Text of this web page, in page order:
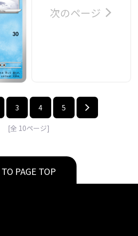
次のページ
3 4 5
[全 10ページ]
TO PAGE TOP